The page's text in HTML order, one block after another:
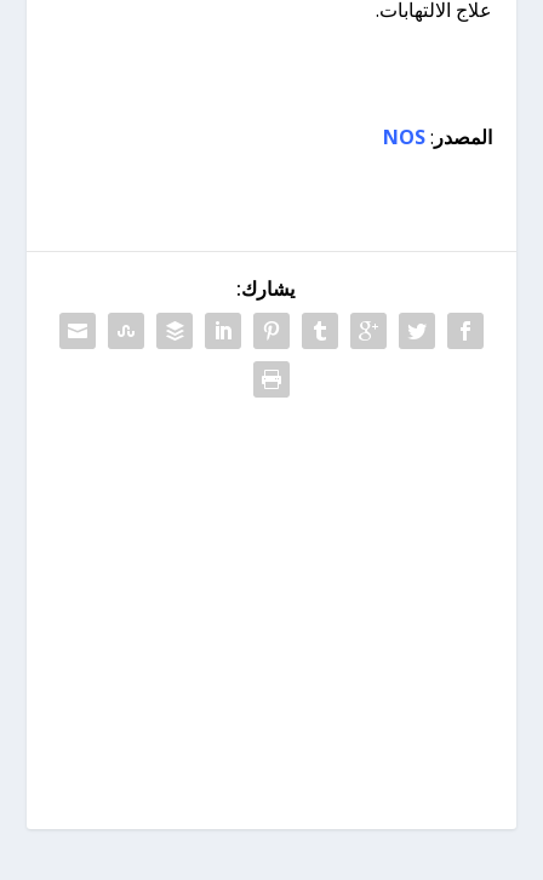
علاج الالتهابات.
المصدر :
NOS
يشارك: